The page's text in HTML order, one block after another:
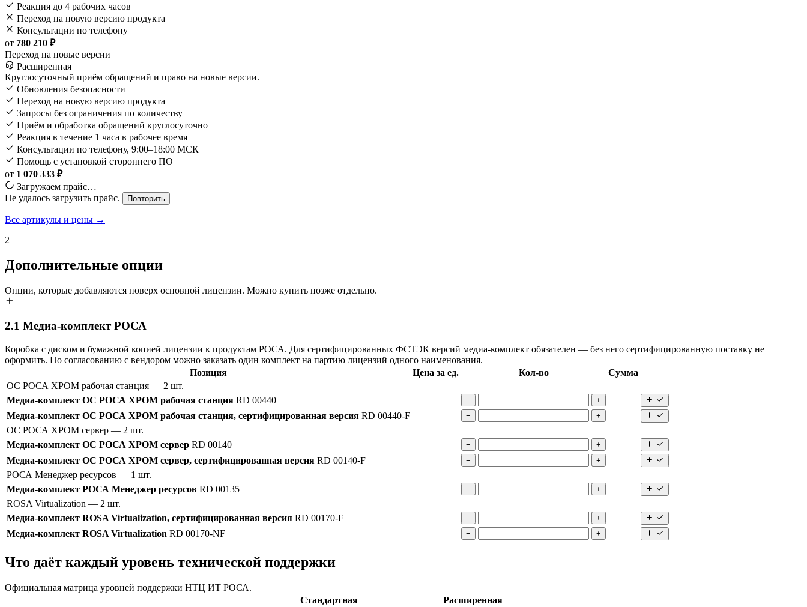
Реакция до 4 рабочих часов
Переход на новую версию продукта
Консультации по телефону
от 780 210 ₽
Переход на новые версии
Расширенная
Круглосуточный приём обращений и право на новые версии.
Обновления безопасности
Переход на новую версию продукта
Запросы без ограничения по количеству
Приём и обработка обращений круглосуточно
Реакция в течение 1 часа в рабочее время
Консультации по телефону, 9:00–18:00 МСК
Помощь с установкой стороннего ПО
от 1 070 333 ₽
Загружаем прайс…
Не удалось загрузить прайс.
Повторить
Все артикулы и цены →
2
Дополнительные опции
Опции, которые добавляются поверх основной лицензии. Можно купить позже отдельно.
2.1 Медиа-комплект РОСА
Коробка с диском и бумажной копией лицензии к продуктам РОСА. Для сертифицированных ФСТЭК версий медиа-комплект обязателен — без него сертифицированную поставку не
оформить. По согласованию с вендором можно заказать один комплект на партию лицензий одного наименования.
Позиция
Цена за ед. Кол-во
Сумма
ОС РОСА ХРОМ рабочая станция — 2 шт.
Медиа-комплект ОС РОСА ХРОМ рабочая станция RD 00440 − +
Медиа-комплект ОС РОСА ХРОМ рабочая станция, сертифицированная версия RD 00440-F − +
ОС РОСА ХРОМ сервер — 2 шт.
Медиа-комплект ОС РОСА ХРОМ сервер RD 00140 − +
Медиа-комплект ОС РОСА ХРОМ сервер, сертифицированная версия RD 00140-F − +
РОСА Менеджер ресурсов — 1 шт.
Медиа-комплект РОСА Менеджер ресурсов RD 00135 − +
ROSA Virtualization — 2 шт.
Медиа-комплект ROSA Virtualization, сертифицированная версия RD 00170-F − +
Медиа-комплект ROSA Virtualization RD 00170-NF − +
Что даёт каждый уровень технической поддержки
Официальная матрица уровней поддержки НТЦ ИТ РОСА.
Стандартная
Расширенная